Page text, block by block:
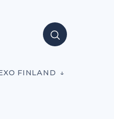
FINLAND